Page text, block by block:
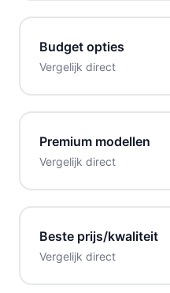
Budget opties
Vergelijk direct
Premium modellen
Vergelijk direct
Beste prijs/kwaliteit
Vergelijk direct